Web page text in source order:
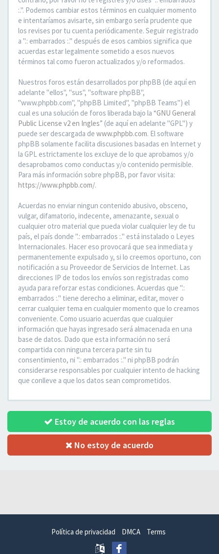
:.". Podemos cambiar estos términos en cualquier momento
e intentaríamos avisarte, sin embargo sería prudente que
los revises por tu cuenta periódicamente. Seguir registrado
a ".: embarrados :." después de esos cambios significa que
acuerdas estar legalmente sometido a esos nuevos
términos tal como fueron actualizados y/o reformados.
Nuestros foros están desarrollados por phpBB (de aquí en
adelante "ellos", "sus", "software phpBB",
"www.phpbb.com", "phpBB Limited", "phpBB Teams") el
cual es una solución de foros liberada bajo la “GNU General
Public License v2 en Ingles” (de aquí en adelante "GPL") y
puede ser descargada de www.phpbb.com. El software
phpBB solamente facilita discusiones basadas en Internet y
la GPL estrictamente los excluye de lo que aprobamos y/o
desaprobamos como conductas y/o contenido permisible.
Para más información sobre phpBB, por favor visita:
https://www.phpbb.com/.
Acuerdas no enviar ningun contenido abusivo, obsceno,
vulgar, difamatorio, indecente, amenazante, sexual o
cualquier otro material que pueda violar cualquier ley de tu
país, el país donde ".: embarrados :." está instalado o Leyes
Internacionales. Hacer eso provocará que sea inmediata y
permanentemente expulsado y, si lo creemos oportuno, con
notificación a su Proveedor de Servicios de Internet. Las
direcciones IP de todos los envíos son registradas como
ayuda para reforzar estas condiciones. Acuerdas que ".:
embarrados :." tiene derecho a eliminar, editar, mover o
cerrar cualquier tema en cualquier momento que lo creamos
conveniente. Como usuario acuerdas que cualquier
información que hayas ingresado será almacenada en una
base de datos. Dado que esta información no será
compartida con ninguna tercera parte sin tu
consentimiento, ni ".: embarrados :." ni phpBB podrán
considerarse responsables por cualquier intento de hacking
que conlleve a que los datos sean comprometidos.
Estoy de acuerdo con las reglas
No estoy de acuerdo
Política de privacidad DMCA Terms